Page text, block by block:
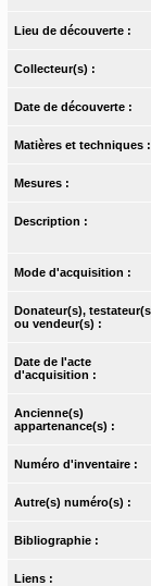
Lieu de découverte :
Collecteur(s) :
Date de découverte :
Matières et techniques :
Mesures :
Description :
Mode d'acquisition :
Donateur(s),
ou vendeur(s) :
Date de l'acte
d'acquisition :
Ancienne(s)
appartenance(s) :
Numéro d'inventaire :
Autre(s) numéro(s) :
Bibliographie :
Liens :